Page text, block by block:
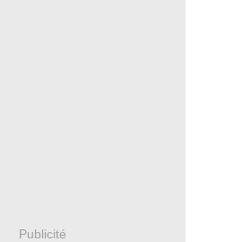
Publicité